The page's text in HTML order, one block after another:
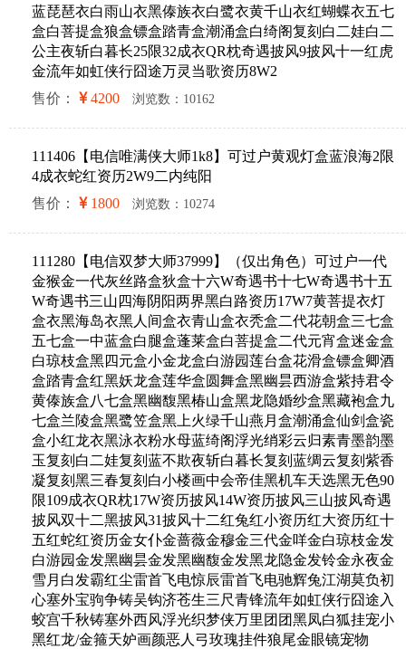
蓝琵琶衣白雨山衣黑傣族衣白鹭衣黄千山衣红蝴蝶衣五七
盒白菩提盒狼盒镖盒踏青盒潮涌盒白绮阁复刻白二娃白二
公主夜斩白暮长25限32成衣QR枕奇遇披风9披风十一红虎
金流年如虹侠行囧途万灵当歌资历8W2
售价：
4200 浏览数：10162
111406【电信唯满侠大师1k8】可过户黄观灯盒蓝浪海2限
4成衣蛇红资历2W9二内纯阳
售价：
1800 浏览数：10274
111280【电信双梦大师37999】（仅出角色）可过户一代
金猴金一代灰丝路盒狄盒十六W奇遇书十七W奇遇书十五
W奇遇书三山四海阴阳两界黑白路资历17W7黄菩提衣灯
盒衣黑海岛衣黑人间盒衣青山盒衣秃盒二代花朝盒三七盒
五七盒一中蓝盒白腿盒蓬莱盒白菩提盒二代元宵盒迷金盒
白琼枝盒黑四元盒小金龙盒白游园莲台盒花滑盒镖盒卿酒
盒踏青盒红黑妖龙盒莲华盒圆舞盒黑幽昙西游盒紫持君令
黄傣族盒八七盒黑幽馥黑椿山盒黑龙隐婚纱盒黑藏袍盒九
七盒兰陵盒黑鹭笠盒黑上火绿千山燕月盒潮涌盒仙剑盒瓷
盒小红龙衣黑泳衣粉水母蓝绮阁浮光绡彩云归素青墨韵墨
玉复刻白二娃复刻蓝不欺夜斩白暮长复刻蓝绸云复刻紫香
凝复刻黑三春复刻白小楼画中会帝佳黑机车天选黑无色90
限109成衣QR枕17W资历披风14W资历披风三山披风奇遇
披风双十二黑披风31披风十二红兔红小资历红大资历红十
五红蛇红资历金女仆金蔷薇金穆金三代金咩金白琼枝金发
白游园金发黑幽昙金发黑幽馥金发黑龙隐金发铃金永夜金
雪月白发霸红尘雷首飞电惊辰雷首飞电驰辉兔江湖莫负初
心塞外宝驹争铸吴钩济苍生三尺青锋流年如虹侠行囧途入
蛟宫千秋铸塞外西风浮光织梦侠万里团团黑凤白狐挂宠小
黑红龙/金箍天妒画颜恶人弓玫瑰挂件狼尾金眼镜宠物